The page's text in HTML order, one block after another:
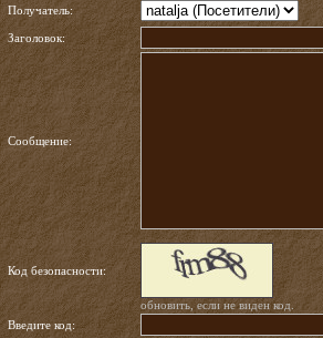
Получатель:
Заголовок:
Сообщение:
Код безопасности:
обновить, если не виден код
Введите код: